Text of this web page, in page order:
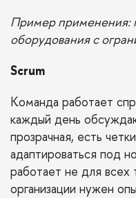
Пример применения:
оборудования с
Scrum
Команда работает
каждый день
прозрачная, есть
адаптироваться под
работает не для всех
организации нужен